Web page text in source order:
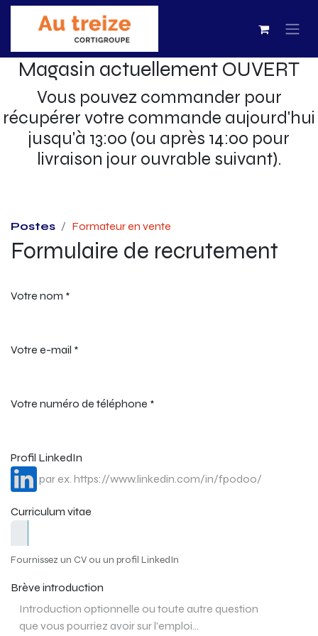
Magasin actuellement OUVERT
Vous pouvez commander pour
récupérer votre commande aujourd'hui
jusqu'à 13:00 (ou après 14:00 pour
livraison jour ouvrable suivant).
Postes Formateur en vente
Formulaire de recrutement
Votre nom *
Votre e-mail *
Votre numéro de téléphone *
Profil LinkedIn
Curriculum vitae
Fournissez un CV ou un profil LinkedIn
Brève introduction